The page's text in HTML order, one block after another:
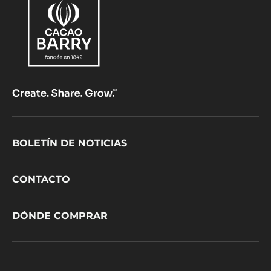
Footer
BOLETÍN DE NOTICIAS
CONTACTO
DÓNDE COMPRAR